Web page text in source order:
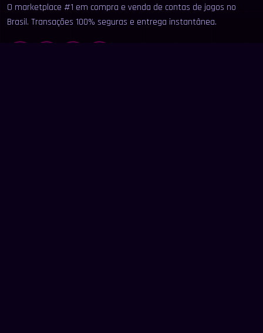
O marketplace #1 em compra e venda de contas de jogos no
Brasil. Transações 100% seguras e entrega instantânea.